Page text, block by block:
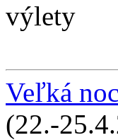
výlety
Veľká
(22.-